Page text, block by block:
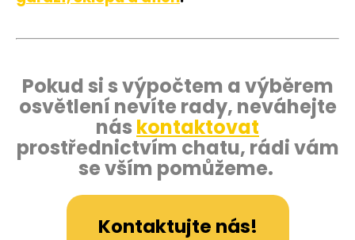
Pokud si s výpočtem a výběrem
osvětlení nevíte rady, neváhejte
nás kontaktovat
prostřednictvím chatu, rádi vám
se vším pomůžeme.
Kontaktujte nás!